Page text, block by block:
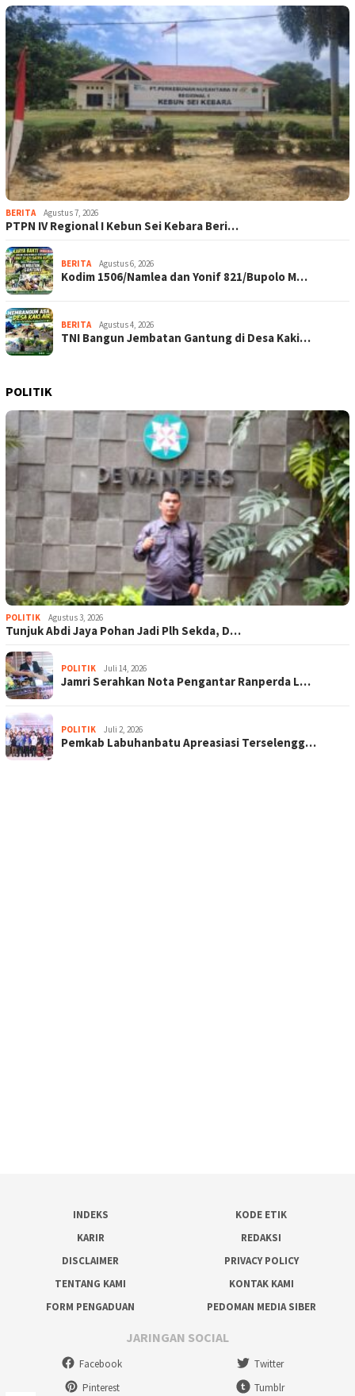
BERITA Agustus 7, 2026
PTPN IV Regional I Kebun Sei Kebara Beri…
BERITA Agustus 6, 2026
Kodim 1506/Namlea dan Yonif 821/Bupolo M…
BERITA Agustus 4, 2026
TNI Bangun Jembatan Gantung di Desa Kaki…
POLITIK
POLITIK Agustus 3, 2026
Tunjuk Abdi Jaya Pohan Jadi Plh Sekda, D…
POLITIK Juli 14, 2026
Jamri Serahkan Nota Pengantar Ranperda L…
POLITIK Juli 2, 2026
Pemkab Labuhanbatu Apreasiasi Terselengg…
INDEKS
KODE ETIK
KARIR
REDAKSI
DISCLAIMER
PRIVACY POLICY
TENTANG KAMI
KONTAK KAMI
FORM PENGADUAN
PEDOMAN MEDIA SIBER
JARINGAN SOCIAL
Facebook
Twitter
Pinterest
Tumblr